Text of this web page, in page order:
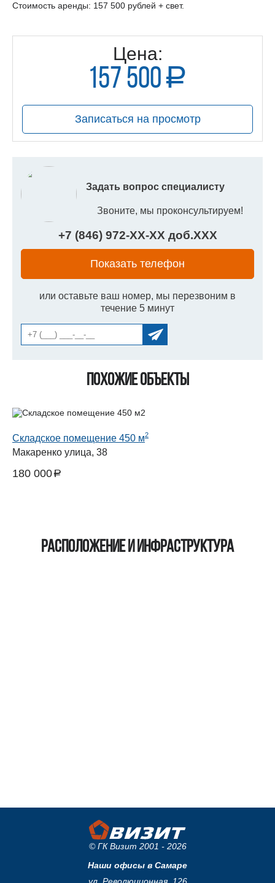
Стоимость аренды: 157 500 рублей + свет.
Цена:
157 500 a
руб.
Записаться на просмотр
Задать вопрос специалисту
Звоните, мы проконсультируем!
+7 (846) 972-XX-XXдоб.XXX
Показать телефон
или оставьте ваш номер, мы перезвоним в
течение 5 минут
Похожие объекты
Складское помещение 450 м2
Макаренко улица, 38
180 000a
Расположение и инфраструктура
© ГК Визит 2001 - 2026
Наши офисы в Самаре
ул. Революционная, 126